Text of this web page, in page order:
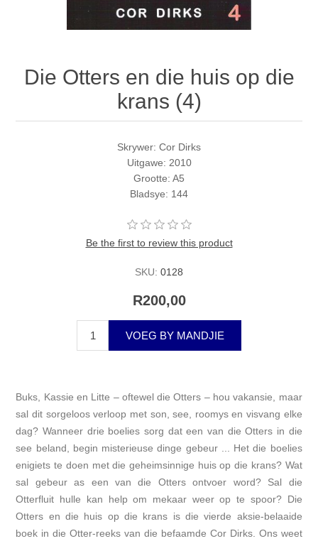
Die Otters en die huis op die
krans (4)
Skrywer: Cor Dirks
Uitgawe: 2010
Grootte: A5
Bladsye: 144
Be the first to review this product
SKU: 0128
R200,00
VOEG BY MANDJIE
Buks, Kassie en Litte – oftewel die Otters – hou vakansie, maar
sal dit sorgeloos verloop met son, see, roomys en visvang elke
dag? Wanneer drie boelies sorg dat een van die Otters in die
see beland, begin misterieuse dinge gebeur ... Het die boelies
enigiets te doen met die geheimsinnige huis op die krans? Wat
sal gebeur as een van die Otters ontvoer word? Sal die
Otterfluit hulle kan help om mekaar weer op te spoor? Die
Otters en die huis op die krans is die vierde aksie-belaaide
boek in die Otter-reeks van die befaamde Cor Dirks. Ons weet